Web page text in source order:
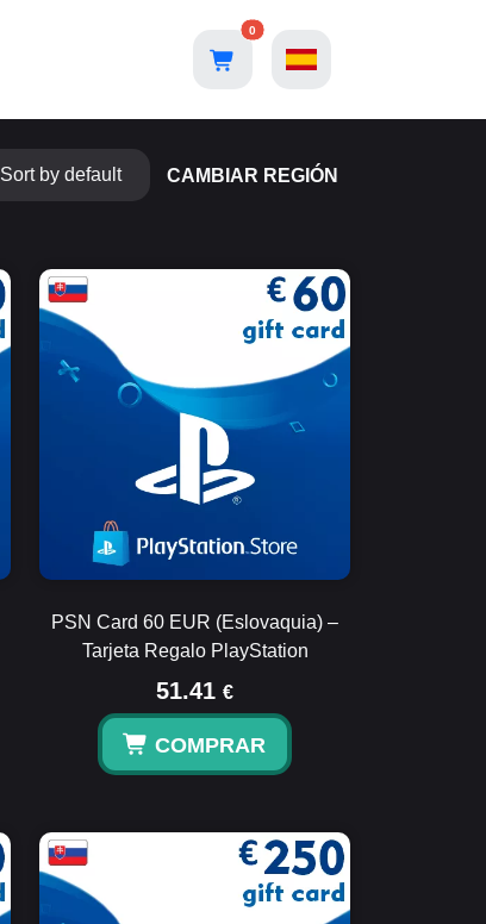
0
CAMBIAR REGIÓN
PSN Card 60 EUR (Eslovaquia) –
Tarjeta Regalo PlayStation
51.41 €
COMPRAR